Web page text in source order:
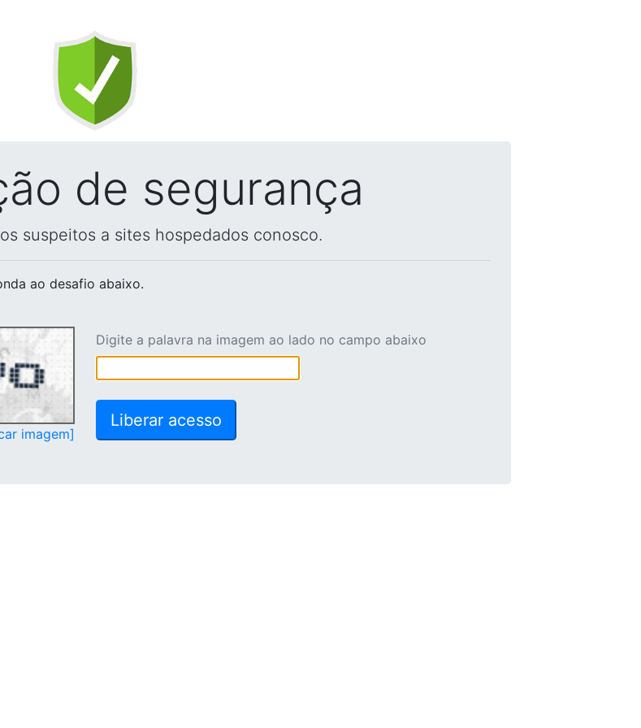
de segurança
suspeitos a sites hospedados conosco.
ao desafio abaixo.
imagem]
Digite a palavra na imagem ao lado no campo abaixo